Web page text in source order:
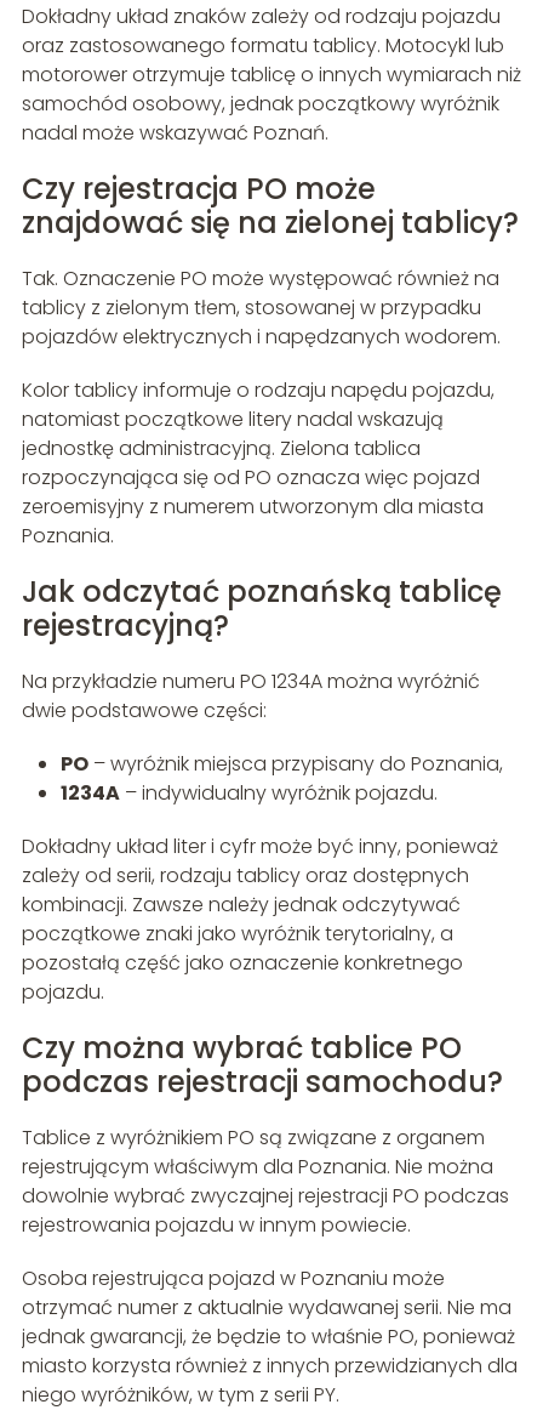
Dokładny układ znaków zależy od rodzaju pojazdu
oraz zastosowanego formatu tablicy. Motocykl lub
motorower otrzymuje tablicę o innych wymiarach niż
samochód osobowy, jednak początkowy wyróżnik
nadal może wskazywać Poznań.
Czy rejestracja PO może
znajdować się na zielonej tablicy?
Tak. Oznaczenie PO może występować również na
tablicy z zielonym tłem, stosowanej w przypadku
pojazdów elektrycznych i napędzanych wodorem.
Kolor tablicy informuje o rodzaju napędu pojazdu,
natomiast początkowe litery nadal wskazują
jednostkę administracyjną. Zielona tablica
rozpoczynająca się od PO oznacza więc pojazd
zeroemisyjny z numerem utworzonym dla miasta
Poznania.
Jak odczytać poznańską tablicę
rejestracyjną?
Na przykładzie numeru PO 1234A można wyróżnić
dwie podstawowe części:
PO– wyróżnik miejsca przypisany do Poznania,
1234A– indywidualny wyróżnik pojazdu.
Dokładny układ liter i cyfr może być inny, ponieważ
zależy od serii, rodzaju tablicy oraz dostępnych
kombinacji. Zawsze należy jednak odczytywać
początkowe znaki jako wyróżnik terytorialny, a
pozostałą część jako oznaczenie konkretnego
pojazdu.
Czy można wybrać tablice PO
podczas rejestracji samochodu?
Tablice z wyróżnikiem PO są związane z organem
rejestrującym właściwym dla Poznania. Nie można
dowolnie wybrać zwyczajnej rejestracji PO podczas
rejestrowania pojazdu w innym powiecie.
Osoba rejestrująca pojazd w Poznaniu może
otrzymać numer z aktualnie wydawanej serii. Nie ma
jednak gwarancji, że będzie to właśnie PO, ponieważ
miasto korzysta również z innych przewidzianych dla
niego wyróżników, w tym z serii PY.